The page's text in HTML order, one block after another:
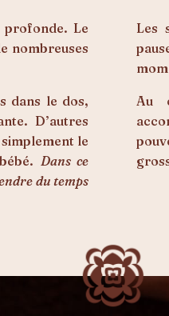
Le
nombreuses
dans le dos,
D’autres
le
Dans ce
du temps
Les
Au